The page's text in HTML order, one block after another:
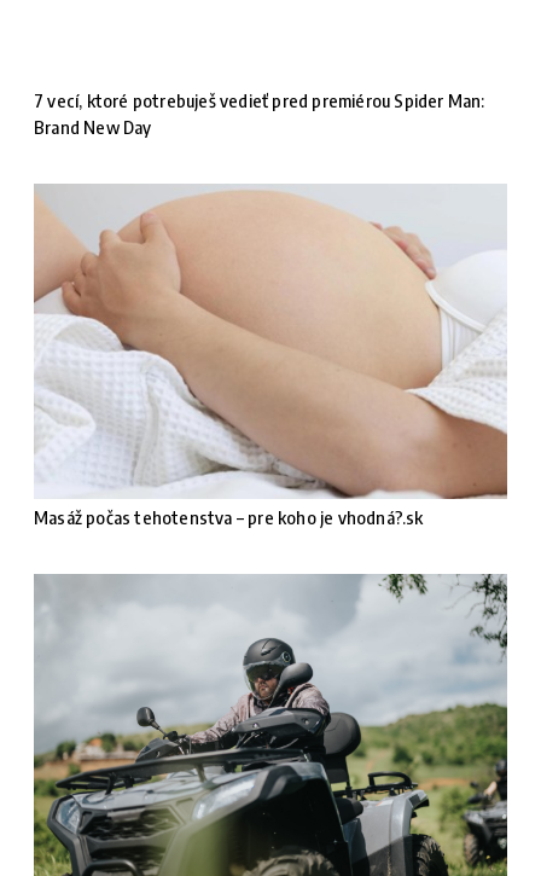
7 vecí, ktoré potrebuješ vedieť pred premiérou Spider Man:
Brand New Day
Masáž počas tehotenstva – pre koho je vhodná?.sk